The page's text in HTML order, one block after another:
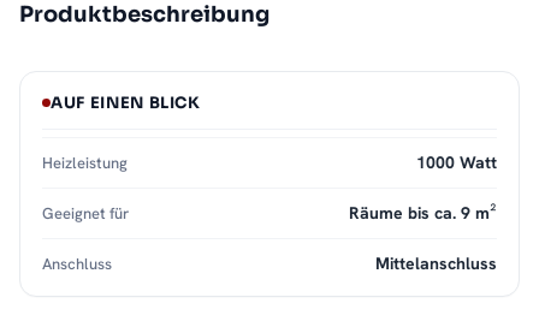
Produktbeschreibung
AUF EINEN BLICK
Heizleistung 1000 Watt
Geeignet für Räume bis ca. 9 m²
Anschluss Mittelanschluss